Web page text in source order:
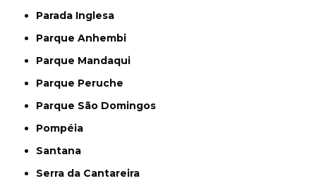
Parada Inglesa
Parque Anhembi
Parque Mandaqui
Parque Peruche
Parque São Domingos
Pompéia
Santana
Serra da Cantareira